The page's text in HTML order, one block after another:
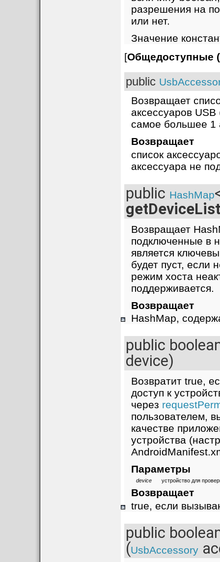
разрешения на
или нет.
Значение
[Общедоступные
public
Возвращает
аксессуаров
самое большее 1
Возвращает
список
аксессуара не
public HashMap
getDeviceList
Возвращает
подключенные в
является
будет пуст, если
режим хоста
поддерживается.
Возвращает
HashMap,
public
device)
Возвратит true,
доступ к
через
пользователем,
качестве
устройства
Параметры
device устройство для
Возвращает
true, если
public
(UsbAccessory